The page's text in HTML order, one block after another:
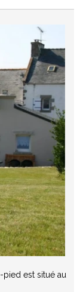
est situé au